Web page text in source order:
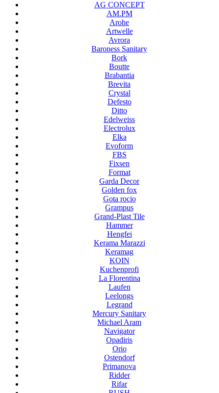
AG CONCEPT
AM.PM
Arohe
Artwelle
Avrora
Baroness Sanitary
Bork
Boutte
Brabantia
Brevita
Crystal
Defesto
Ditto
Edelweiss
Electrolux
Elka
Evoform
FBS
Fixsen
Format
Garda Decor
Golden fox
Gota rocio
Grampus
Grand-Plast Tile
Hammer
Hengfei
Kerama Marazzi
Keramag
KOIN
Kuchenprofi
La Florentina
Laufen
Leelongs
Legrand
Mercury Sanitary
Michael Aram
Navigator
Opadiris
Orio
Ostendorf
Primanova
Ridder
Rifar